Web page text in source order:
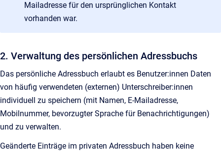
Mailadresse für den ursprünglichen Kontakt
vorhanden war.
2. Verwaltung des persönlichen Adressbuchs
Das persönliche Adressbuch erlaubt es Benutzer:innen Daten
von häufig verwendeten (externen) Unterschreiber:innen
individuell zu speichern (mit Namen, E-Mailadresse,
Mobilnummer, bevorzugter Sprache für Benachrichtigungen)
und zu verwalten.
Geänderte Einträge im privaten Adressbuch haben keine